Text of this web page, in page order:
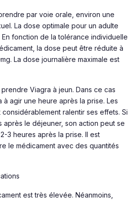
par voie orale, environ une
La dose optimale pour un adulte
fonction de la tolérance individuelle
la dose peut être réduite à
La dose journalière maximale est
Viagra à jeun. Dans ce cas
à agir une heure après la prise. Les
ralentir ses effets. Si
après le déjeuner, son action peut se
3 heures après la prise. Il est
le médicament avec des quantités
est très élevée. Néanmoins,